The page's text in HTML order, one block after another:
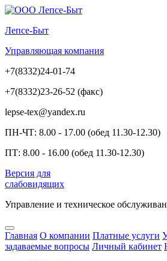
Лепсе-Быт
Управляющая компания
+7(8332)24-01-74
+7(8332)23-26-52 (факс)
lepse-tex@yandex.ru
ПН-ЧТ: 8.00 - 17.00 (обед 11.30-12.30)
ПТ: 8.00 - 16.00 (обед 11.30-12.30)
Версия для
слабовидящих
Управление и техническое
Главная О компании Платные услуги
задаваемые вопросы Личный кабинет